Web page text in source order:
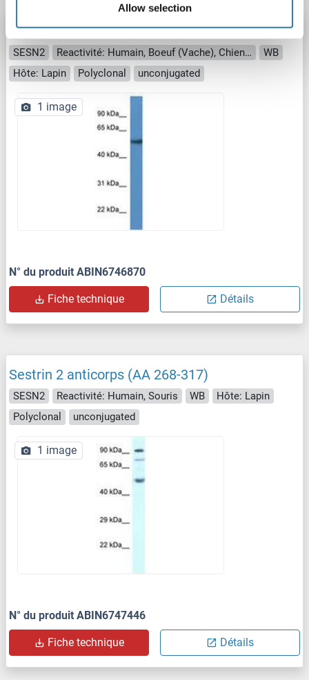
Allow selection
Sestrin 2 anticorps (N-Term)
SESN2 Reactivité: Humain, Boeuf (Vache), Chien, Cobaye, Cheval, Porc, Singe
WB
Hôte: Lapin
Polyclonal unconjugated
1 image
N° du produit ABIN6746870
Fiche technique Détails
Sestrin 2 anticorps (AA 268-317)
SESN2 Reactivité: Humain, Souris WB
Hôte: Lapin
Polyclonal
unconjugated
1 image
N° du produit ABIN6747446
Fiche technique Détails